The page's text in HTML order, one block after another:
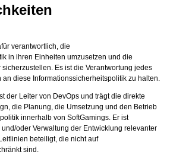
verantwortlich, die
in ihren Einheiten umzusetzen und die
Es ist die Verantwortung jedes
diese Informationssicherheitspolitik zu halten.
der Leiter von DevOps und trägt die direkte
die Planung, die Umsetzung und den Betrieb
innerhalb von SoftGamings. Er ist
oder Verwaltung der Entwicklung relevanter
beteiligt, die nicht auf
sind.